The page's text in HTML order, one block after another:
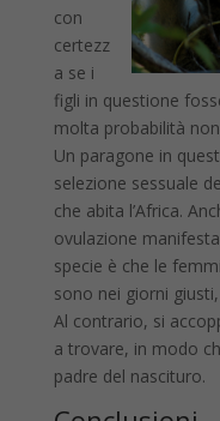
con
certezz
a se i
figli in questione
molta probabilità
Un paragone in
selezione sessuale
che abita l’Africa.
ovulazione
specie è che le
sono nei giorni
Al contrario, si
a trovare, in modo
padre del nascituro.